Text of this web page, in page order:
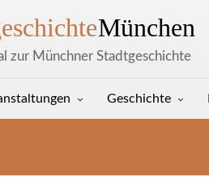
München
zur Münchner Stadtgeschichte
Geschichte